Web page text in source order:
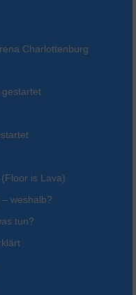
Charlottenburg
is Lava)
weshalb?
tun?